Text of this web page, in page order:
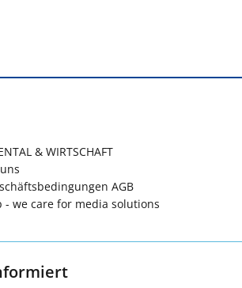
& WIRTSCHAFT
AGB
- we care for media solutions